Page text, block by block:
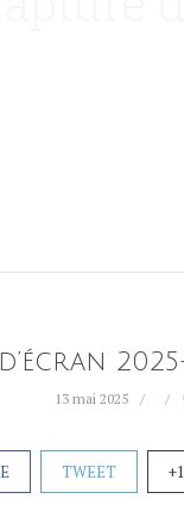
2025-
13 mai 2025
TWEET +1